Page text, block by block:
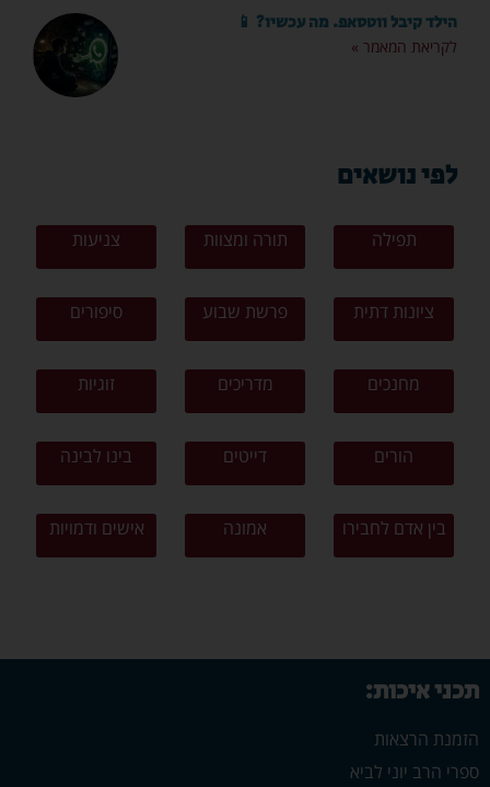
הילד קיבל ווטסאפ. מה עכשיו? 📱
לקריאת המאמר »
לפי נושאים
תפילה תורה ומצוות צניעות
ציונות דתית פרשת שבוע סיפורים
מחנכים מדריכים זוגיות
הורים דייטים בינו לבינה
בין אדם לחבירו אמונה אישים ודמויות
תכני איכות:
הזמנת הרצאות
ספרי הרב יוני לביא